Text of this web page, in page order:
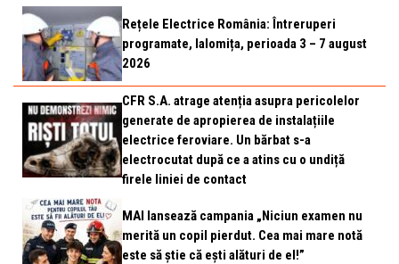
Rețele Electrice România: Întreruperi
programate, Ialomița, perioada 3 – 7 august
2026
CFR S.A. atrage atenția asupra pericolelor
generate de apropierea de instalațiile
electrice feroviare. Un bărbat s-a
electrocutat după ce a atins cu o undiță
firele liniei de contact
MAI lansează campania „Niciun examen nu
merită un copil pierdut. Cea mai mare notă
este să știe că ești alături de el!”